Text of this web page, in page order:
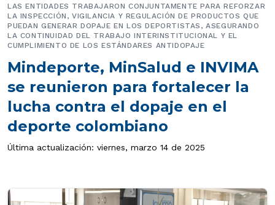
Mindeporte, MinSalud e INVIMA
se reunieron para fortalecer la
lucha contra el dopaje en el
deporte colombiano
LAS ENTIDADES TRABAJARON CONJUNTAMENTE PARA REFORZAR
LA INSPECCIÓN, VIGILANCIA Y REGULACIÓN DE PRODUCTOS QUE
PUEDAN GENERAR DOPAJE EN LOS DEPORTISTAS, ASEGURANDO
LA CONTINUIDAD DEL TRABAJO INTERINSTITUCIONAL Y EL
CUMPLIMIENTO DE LOS ESTÁNDARES ANTIDOPAJE
Última actualización: viernes, marzo 14 de 2025